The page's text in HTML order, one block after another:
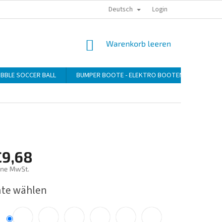
ZAHLUNG VERSAND
Deutsch Login
WARENKORB
Warenkorb leeren
SOCCER BALL BUMPER BOOTE - ELEKTRO BOOTEN
MwSt.
wählen